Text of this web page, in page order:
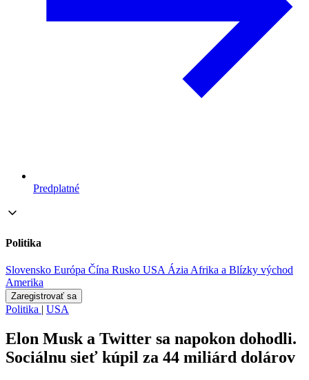
Predplatné
Politika
Slovensko Európa Čína Rusko USA ÁziaAfrika a Blízky východ
Amerika
Zaregistrovať sa
Politika | USA
Elon Musk a Twitter sa napokon dohodli.
Sociálnu sieť kúpil za 44 miliárd dolárov